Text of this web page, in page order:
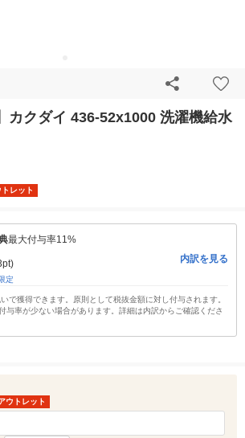
カクダイ 436-52x1000 洗濯機給水
トレット
最大付与率11%
定
内訳を見る
で獲得できます。原則として税抜金額に対し付与されます。
与率が少ない場合があります。詳細は内訳からご確認くださ
ウトレット